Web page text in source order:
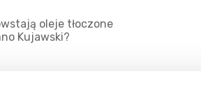
oleje tłoczone
Kujawski?